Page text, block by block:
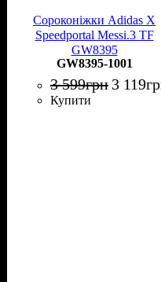
Сороконіжки Adidas X
Speedportal Messi.3 TF
GW8395
GW8395-1001
3 599грн 3 119
Купити